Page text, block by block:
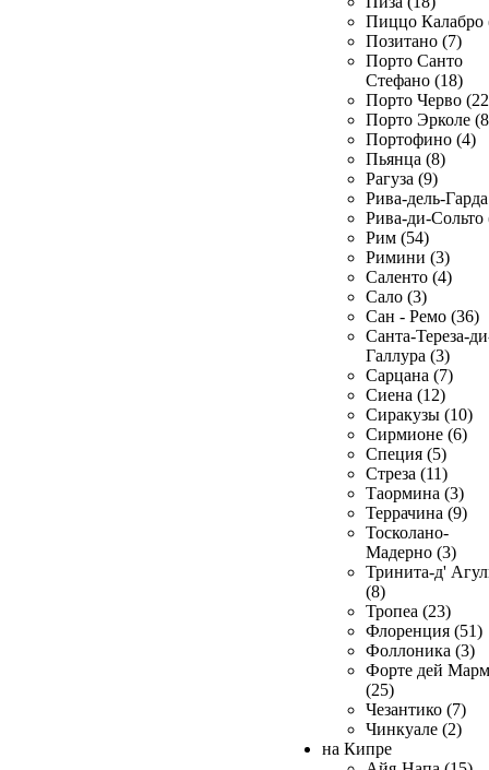
Пиццо Калабро
Позитано (7)
Порто Санто
Стефано (18)
Порто Черво
Порто Эрколе
Портофино (4)
Пьянца (8)
Рагуза (9)
Рива-дель-
Рива-ди-Сольто
Рим (54)
Римини (3)
Саленто (4)
Сало (3)
Сан - Ремо (36)
Санта-Тереза-
Галлура (3)
Сарцана (7)
Сиена (12)
Сиракузы (10)
Сирмионе (6)
Специя (5)
Стреза (11)
Таормина (3)
Террачина (9)
Тосколано-
Мадерно (3)
Тринита-д'
(8)
Тропеа (23)
Флоренция (51)
Фоллоника (3)
Форте дей
(25)
Чезантико (7)
Чинкуале (2)
на Кипре